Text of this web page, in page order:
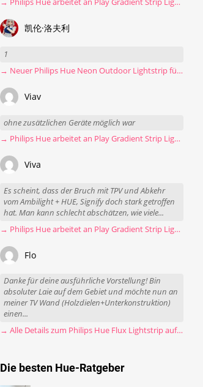
→ Philips Hue arbeitet an Play Gradient Strip Light Pro
凯伦·洛夫利
1
→ Neuer Philips Hue Neon Outdoor Lightstrip für 130 Euro
Viav
ohne zusätzlichen Geräte möglich war
→ Philips Hue arbeitet an Play Gradient Strip Light Pro
Viva
Es scheint, dass der Bruch mit TPV und Abkehr
vom Ambilight + HUE, Signify doch stark getroffen
hat. Man kann schlecht abschätzen, wie viele...
→ Philips Hue arbeitet an Play Gradient Strip Light Pro
Flo
Danke für deine ausführliche Vorstellung! Bin
absoluter Laie auf dem Gebiet und möchte nun an
meiner TV Wand (Holzdielen+Unterkonstruktion)
einen...
→ Alle Details zum Philips Hue Flux Lightstrip auf einen Blick
Die besten Hue-Ratgeber